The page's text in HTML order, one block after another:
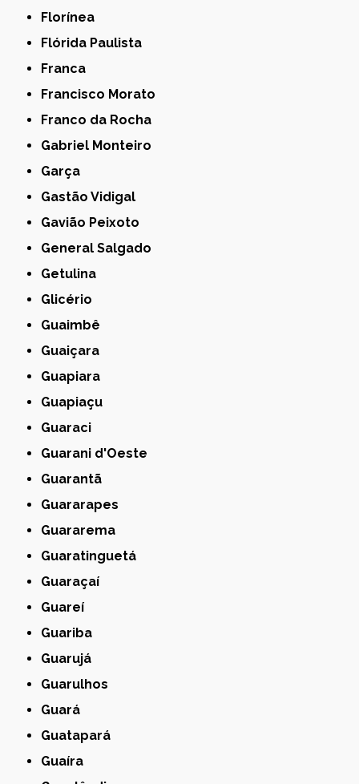
Florínea
Flórida Paulista
Franca
Francisco Morato
Franco da Rocha
Gabriel Monteiro
Garça
Gastão Vidigal
Gavião Peixoto
General Salgado
Getulina
Glicério
Guaimbê
Guaiçara
Guapiara
Guapiaçu
Guaraci
Guarani d'Oeste
Guarantã
Guararapes
Guararema
Guaratinguetá
Guaraçaí
Guareí
Guariba
Guarujá
Guarulhos
Guará
Guatapará
Guaíra